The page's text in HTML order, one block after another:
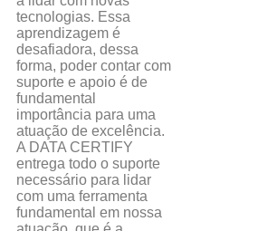
tecnologias. Essa
aprendizagem é
desafiadora, dessa
forma, poder contar com
suporte e apoio é de
fundamental
importância para uma
atuação de excelência.
A DATA CERTIFY
entrega todo o suporte
necessário para lidar
com uma ferramenta
fundamental em nossa